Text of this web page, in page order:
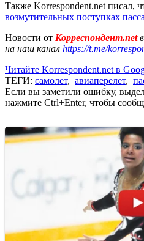
Также Korrespondent.net писал,
возмутительных поступках
Новости от Корреспондент.net
на наш канал https://t.me/
Читайте Korrespondent.net в
ТЕГИ: самолет, авиаперелет,
Если вы заметили ошибку,
нажмите Ctrl+Enter, чтобы